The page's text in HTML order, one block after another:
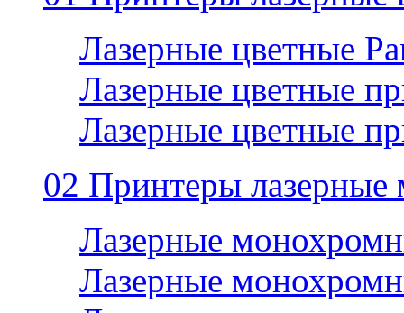
Лазерные цветные
Лазерные цветные
Лазерные цветные
02 Принтеры
Лазерные
Лазерные